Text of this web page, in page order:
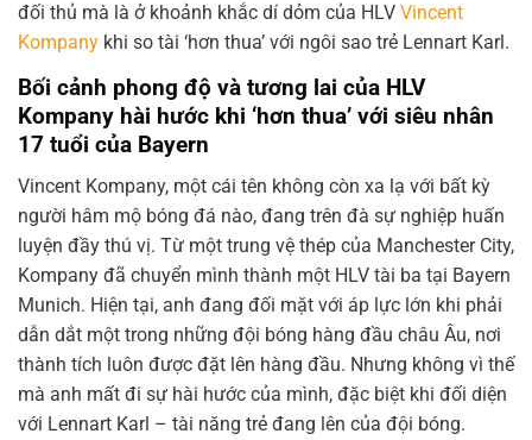
đối thủ mà là ở khoảnh khắc dí dỏm của HLV Vincent
Kompany khi so tài ‘hơn thua’ với ngôi sao trẻ Lennart Karl.
Bối cảnh phong độ và tương lai của HLV
Kompany hài hước khi ‘hơn thua’ với siêu nhân
17 tuổi của Bayern
Vincent Kompany, một cái tên không còn xa lạ với bất kỳ
người hâm mộ bóng đá nào, đang trên đà sự nghiệp huấn
luyện đầy thú vị. Từ một trung vệ thép của Manchester City,
Kompany đã chuyển mình thành một HLV tài ba tại Bayern
Munich. Hiện tại, anh đang đối mặt với áp lực lớn khi phải
dẫn dắt một trong những đội bóng hàng đầu châu Âu, nơi
thành tích luôn được đặt lên hàng đầu. Nhưng không vì thế
mà anh mất đi sự hài hước của mình, đặc biệt khi đối diện
với Lennart Karl – tài năng trẻ đang lên của đội bóng.